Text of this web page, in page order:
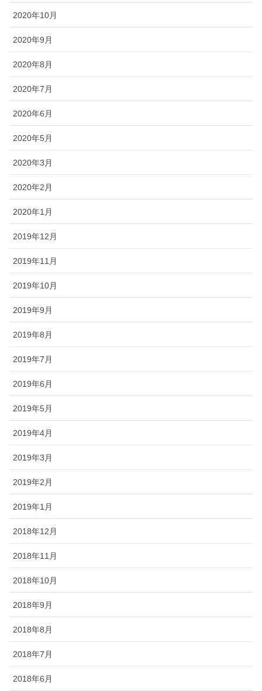
2020年10月
2020年9月
2020年8月
2020年7月
2020年6月
2020年5月
2020年3月
2020年2月
2020年1月
2019年12月
2019年11月
2019年10月
2019年9月
2019年8月
2019年7月
2019年6月
2019年5月
2019年4月
2019年3月
2019年2月
2019年1月
2018年12月
2018年11月
2018年10月
2018年9月
2018年8月
2018年7月
2018年6月